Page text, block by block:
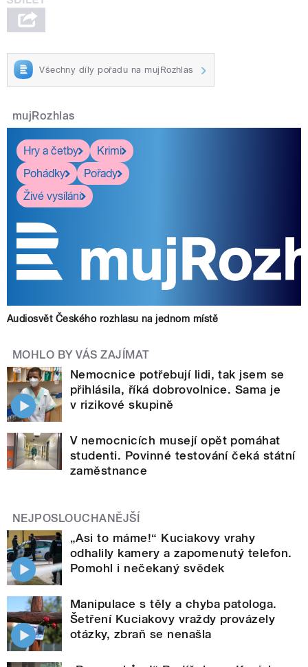
Všechny díly pořadu na mujRozhlas
mujRozhlas
Hry a četby
Krimi
Pohádky
Pořady
Živé vysílání
Audiosvět Českého rozhlasu na jednom místě
MOHLO BY VÁS ZAJÍMAT
Nemocnice potřebují lidi, tak jsem se
přihlásila, říká dobrovolnice. Sama je
v rizikové skupině
V nemocnicích musejí opět pomáhat
studenti. Povinné testování čeká státní
zaměstnance
NEJPOSLOUCHANĚJŠÍ
„Asi to máme!“ Kuciakovy vrahy
odhalily kamery a zapomenutý telefon.
Pomohl i nečekaný svědek
Manipulace s těly a chyba patologa.
Šetření Kuciakovy vraždy provázely
otázky, zbraň se nenašla